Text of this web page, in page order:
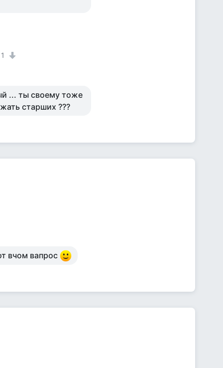
1
... ты своему тоже
старших ???
вчом вапрос